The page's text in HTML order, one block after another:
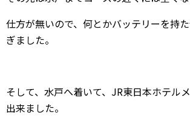
仕方が無いので、何とかバッテリーを持
ぎました。
そして、水戸へ着いて、JR東日本ホテル
出来ました。